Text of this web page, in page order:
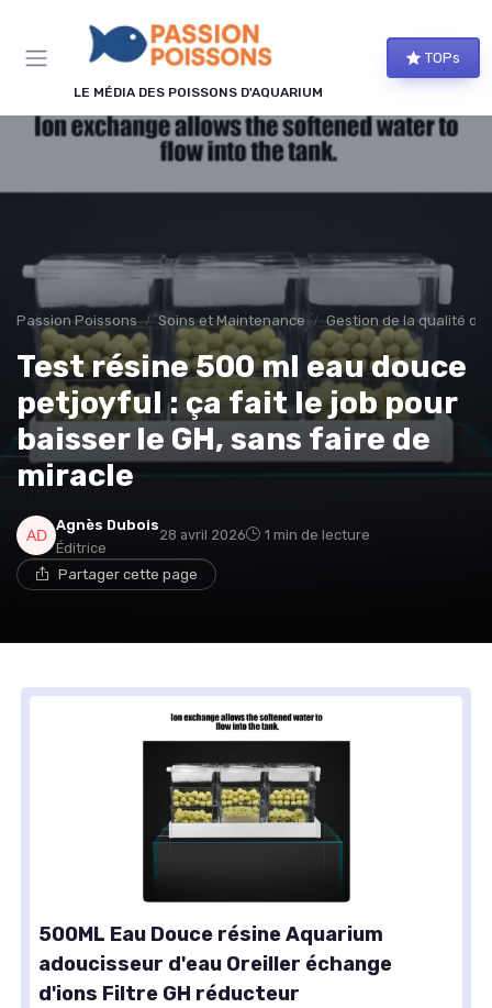
LE MÉDIA DES POISSONS D'AQUARIUM
TOPs
Passion Poissons Soins et Maintenance Gestion de la qualité de
Test résine 500 ml eau douce
petjoyful : ça fait le job pour
baisser le GH, sans faire de
miracle
Agnès Dubois
Éditrice
28 avril 2026 1 min de lecture
Partager cette page
500ML Eau Douce résine Aquarium
adoucisseur d'eau Oreiller échange
d'ions Filtre GH réducteur